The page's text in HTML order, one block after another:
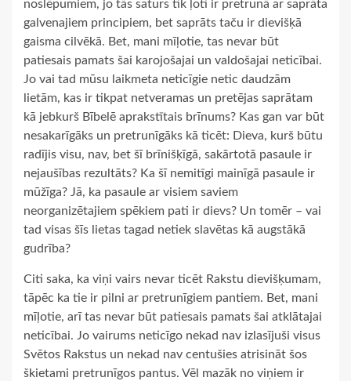
noslēpumiem, jo tās saturs tik ļoti ir pretrunā ar saprāta
galvenajiem principiem, bet saprāts taču ir dievišķā
gaisma cilvēkā. Bet, mani mīļotie, tas nevar būt
patiesais pamats šai karojošajai un valdošajai neticībai.
Jo vai tad mūsu laikmeta neticīgie netic daudzām
lietām, kas ir tikpat netveramas un pretējas saprātam
kā jebkurš Bībelē aprakstītais brīnums? Kas gan var būt
nesakarīgāks un pretrunīgāks kā ticēt: Dieva, kurš būtu
radījis visu, nav, bet šī brīnišķīgā, sakārtotā pasaule ir
nejaušības rezultāts? Ka šī nemitīgi mainīgā pasaule ir
mūžīga? Jā, ka pasaule ar visiem saviem
neorganizētajiem spēkiem pati ir dievs? Un tomēr – vai
tad visas šīs lietas tagad netiek slavētas kā augstākā
gudrība?
Citi saka, ka viņi vairs nevar ticēt Rakstu dievišķumam,
tāpēc ka tie ir pilni ar pretrunīgiem pantiem. Bet, mani
mīļotie, arī tas nevar būt patiesais pamats šai atklātajai
neticībai. Jo vairums neticīgo nekad nav izlasījuši visus
Svētos Rakstus un nekad nav centušies atrisināt šos
škietami pretrunīgos pantus. Vēl mazāk no viņiem ir